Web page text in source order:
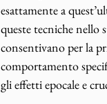
esattamente a
queste tecniche
consentivano per la
comportamento
gli effetti epocale e